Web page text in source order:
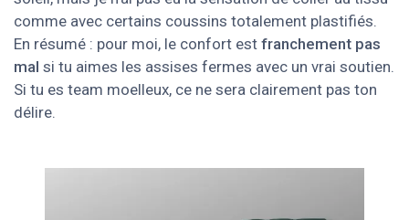
comme avec certains coussins totalement plastifiés.
En résumé : pour moi, le confort est franchement pas
mal si tu aimes les assises fermes avec un vrai soutien.
Si tu es team moelleux, ce ne sera clairement pas ton
délire.